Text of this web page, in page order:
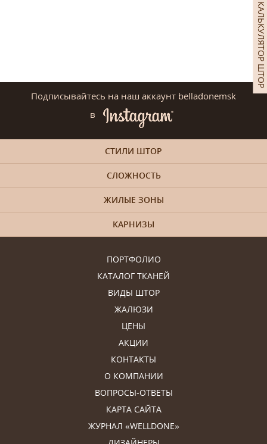
КАЛЬКУЛЯТОР ШТОР
Подписывайтесь на наш аккаунт belladonemsk
в
ПОРТФОЛИО
КАТАЛОГ ТКАНЕЙ
ВИДЫ ШТОР
ЖАЛЮЗИ
ЦЕНЫ
АКЦИИ
КОНТАКТЫ
О КОМПАНИИ
ВОПРОСЫ-ОТВЕТЫ
КАРТА САЙТА
ЖУРНАЛ «WELLDONE»
СТИЛИ ШТОР
СЛОЖНОСТЬ
ЖИЛЫЕ ЗОНЫ
КАРНИЗЫ